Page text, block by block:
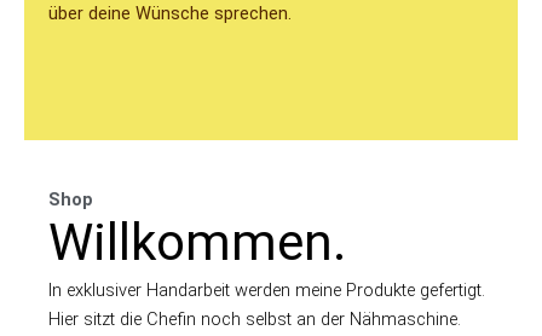
über deine Wünsche sprechen.
Shop
Willkommen.
In exklusiver Handarbeit werden meine Produkte gefertigt.
Hier sitzt die Chefin noch selbst an der Nähmaschine.